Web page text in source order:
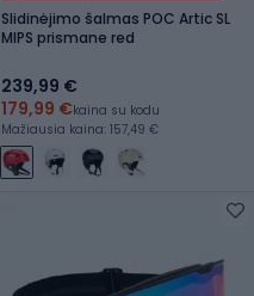
Slidinėjimo šalmas POC Artic SL
MIPS prismane red
239,99 €
179,99 €kaina su kodu
Mažiausia kaina: 157,49 €